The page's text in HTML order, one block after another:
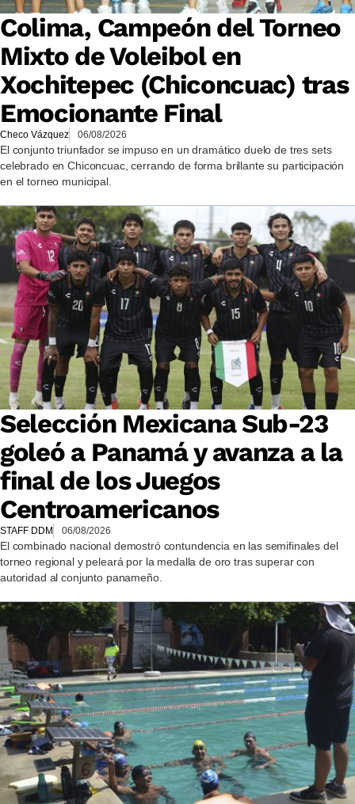
Colima, Campeón del Torneo
Mixto de Voleibol en
Xochitepec (Chiconcuac) tras
Emocionante Final
Checo Vázquez 06/08/2026
El conjunto triunfador se impuso en un dramático duelo de tres sets
celebrado en Chiconcuac, cerrando de forma brillante su participación
en el torneo municipal.
Selección Mexicana Sub-23
goleó a Panamá y avanza a la
final de los Juegos
Centroamericanos
STAFF DDM 06/08/2026
El combinado nacional demostró contundencia en las semifinales del
torneo regional y peleará por la medalla de oro tras superar con
autoridad al conjunto panameño.